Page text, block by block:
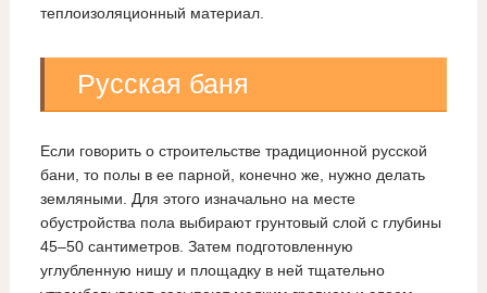
теплоизоляционный материал.
Русская баня
Если говорить о строительстве традиционной русской
бани, то полы в ее парной, конечно же, нужно делать
земляными. Для этого изначально на месте
обустройства пола выбирают грунтовый слой с глубины
45–50 сантиметров. Затем подготовленную
углубленную нишу и площадку в ней тщательно